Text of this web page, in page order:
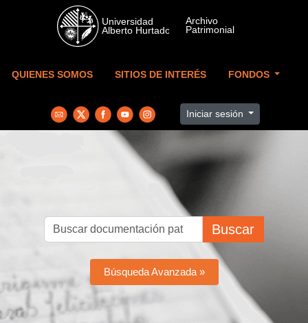
Skip to main content
QUIENES SOMOS SITIOS DE INTERÉS FONDOS
Iniciar sesión
Buscar
Búsqueda Avanzada »